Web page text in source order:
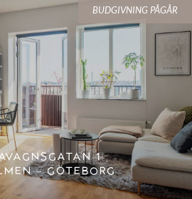
BUDGIVNING PÅGÅR
1
– GÖTEBORG